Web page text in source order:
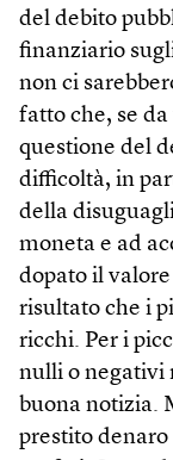
del debito
finanziario
non ci
fatto che, se
questione del
difficoltà, in
della
moneta e ad
dopato il
risultato che i
ricchi. Per i
nulli o negativi
buona notizia.
prestito denaro